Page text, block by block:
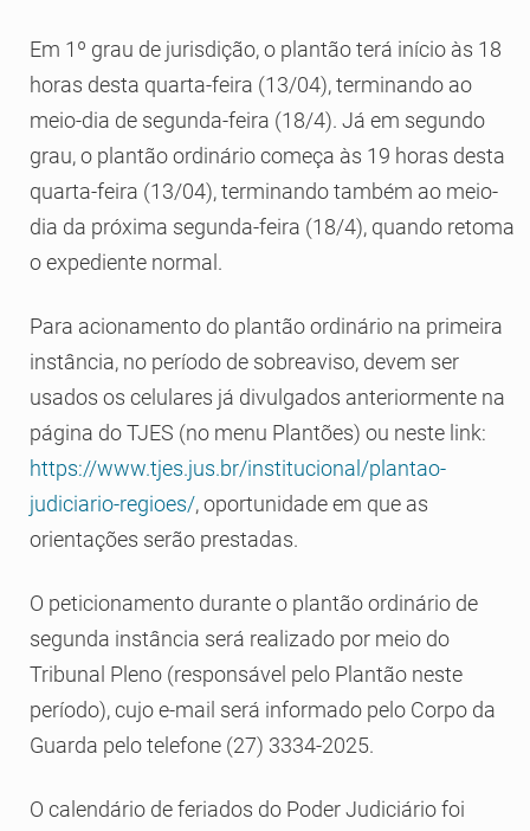
Em 1º grau de jurisdição, o plantão terá início às 18
horas desta quarta-feira (13/04), terminando ao
meio-dia de segunda-feira (18/4). Já em segundo
grau, o plantão ordinário começa às 19 horas desta
quarta-feira (13/04), terminando também ao meio-
dia da próxima segunda-feira (18/4), quando retoma
o expediente normal.
Para acionamento do plantão ordinário na primeira
instância, no período de sobreaviso, devem ser
usados os celulares já divulgados anteriormente na
página do TJES (no menu Plantões) ou neste link:
https://www.tjes.jus.br/institucional/plantao-
judiciario-regioes/, oportunidade em que as
orientações serão prestadas.
O peticionamento durante o plantão ordinário de
segunda instância será realizado por meio do
Tribunal Pleno (responsável pelo Plantão neste
período), cujo e-mail será informado pelo Corpo da
Guarda pelo telefone (27) 3334-2025.
O calendário de feriados do Poder Judiciário foi